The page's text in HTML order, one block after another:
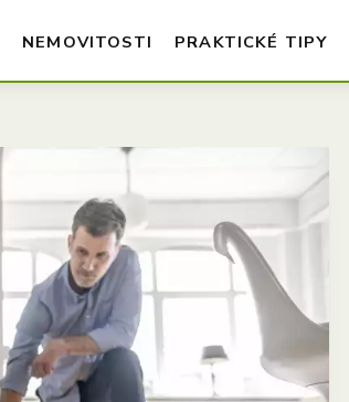
NEMOVITOSTI PRAKTICKÉ TIPY